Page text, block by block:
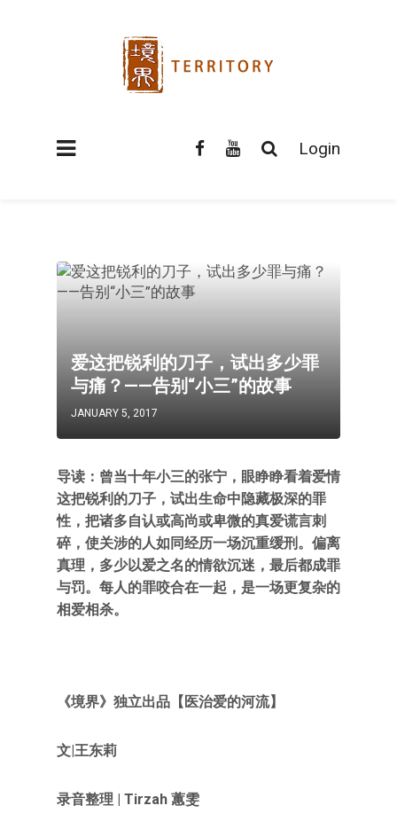
Login
爱这把锐利的刀子，试出多少罪
与痛？——告别“小三”的故事
JANUARY 5, 2017
导读：曾当十年小三的张宁，眼睁睁看着爱情
这把锐利的刀子，试出生命中隐藏极深的罪
性，把诸多自认或高尚或卑微的真爱谎言刺
碎，使关涉的人如同经历一场沉重缓刑。偏离
真理，多少以爱之名的情欲沉迷，最后都成罪
与罚。每人的罪咬合在一起，是一场更复杂的
相爱相杀。
《境界》独立出品【医治爱的河流】
文|王东莉
录音整理 | Tirzah 蕙雯